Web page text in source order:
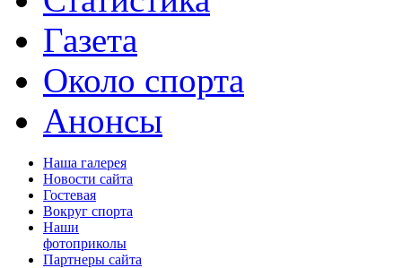
Газета
Около спорта
Анонсы
Наша галерея
Новости сайта
Гостевая
Вокруг спорта
Наши
фотоприколы
Партнеры сайта